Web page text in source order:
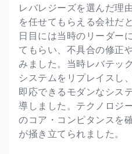
レバレジーズを選んだ理
を任せてもらえる会社だ
日目には当時のリーダー
てもらい、不具合の修正
みました。当時レバテッ
システムをリプレイスし
即応できるモダンなシス
導しました。テクノロジ
のコア・コンピタンスを
が掻き立てられました。